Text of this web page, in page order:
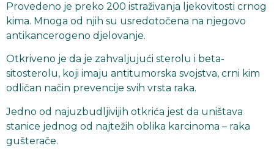
Provedeno je preko 200 istraživanja ljekovitosti crnog
kima. Mnoga od njih su usredotočena na njegovo
antikancerogeno djelovanje.
Otkriveno je da je zahvaljujući sterolu i beta-
sitosterolu, koji imaju antitumorska svojstva, crni kim
odličan način prevencije svih vrsta raka.
Jedno od najuzbudljivijih otkrića jest da uništava
stanice jednog od najtežih oblika karcinoma – raka
gušterače.